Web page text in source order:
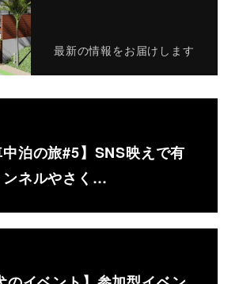
最新の情報をお届けします
中泊の旅#5】SNS映えで有
ンネルやさく…